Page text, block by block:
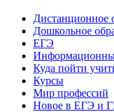
Дистанционное
Дошкольное
ЕГЭ
Куда пойти
Курсы
Мир профессий
Новое в ЕГЭ и